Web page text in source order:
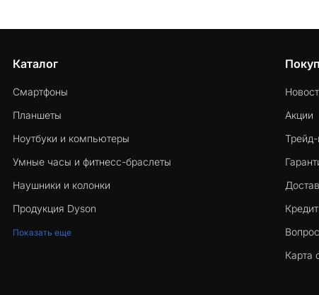
Каталог
Смартфоны
Планшеты
Ноутбуки и компьютеры
Умные часы и фитнесс-браслеты
Наушники и колонки
Продукция Dyson
Показать еще
Акции
Трейд-
Карта